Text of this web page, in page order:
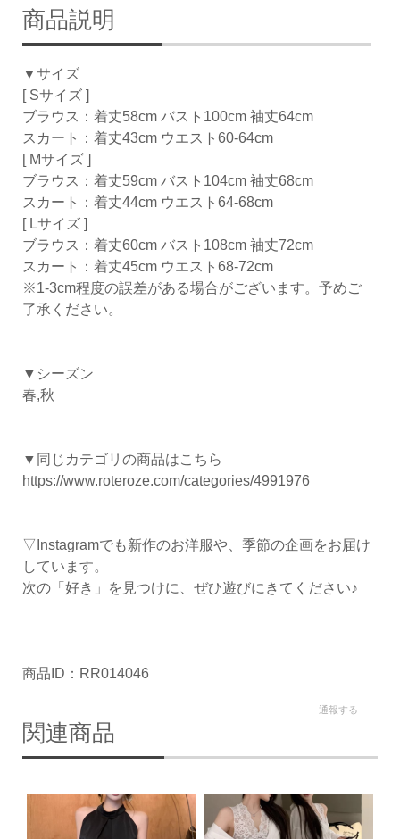
商品説明
▼サイズ
[ Sサイズ ]
ブラウス：着丈58cm バスト100cm 袖丈64cm
スカート：着丈43cm ウエスト60-64cm
[ Mサイズ ]
ブラウス：着丈59cm バスト104cm 袖丈68cm
スカート：着丈44cm ウエスト64-68cm
[ Lサイズ ]
ブラウス：着丈60cm バスト108cm 袖丈72cm
スカート：着丈45cm ウエスト68-72cm
※1-3cm程度の誤差がある場合がございます。予めご
了承ください。
▼シーズン
春,秋
▼同じカテゴリの商品はこちら
https://www.roteroze.com/categories/4991976
▽Instagramでも新作のお洋服や、季節の企画をお届け
しています。
次の「好き」を見つけに、ぜひ遊びにきてください♪
商品ID：RR014046
通報する
関連商品